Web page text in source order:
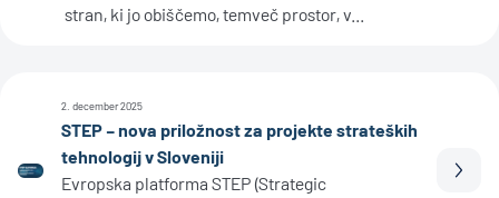
stran, ki jo obiščemo, temveč prostor, v...
2. december 2025
STEP – nova priložnost za projekte strateških
tehnologij v Sloveniji
Evropska platforma STEP (Strategic